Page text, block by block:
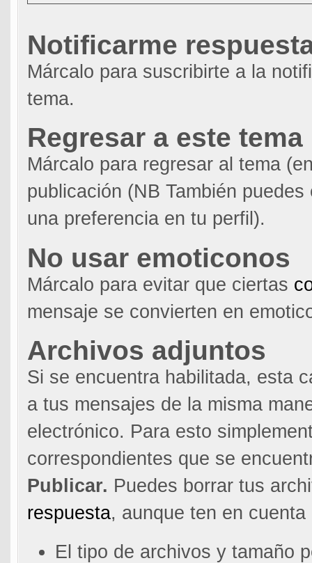
Notificarme
Márcalo para suscribirte a la
tema.
Regresar a este tema
Márcalo para regresar al tema
publicación (NB También
una preferencia en tu perfil).
No usar emoticonos
Márcalo para evitar que ciertas
mensaje se convierten en
Archivos adjuntos
Si se encuentra habilitada, esta
a tus mensajes de la misma
electrónico. Para esto
correspondientes que se
Publicar. Puedes borrar tus
respuesta, aunque ten en cuenta
El tipo de archivos y tamaño